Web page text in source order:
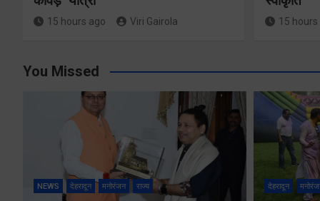
15 hours ago Viri Gairola 15 hours
You Missed
NEWS देहरादून मनोरंजन राज्य देहरादून